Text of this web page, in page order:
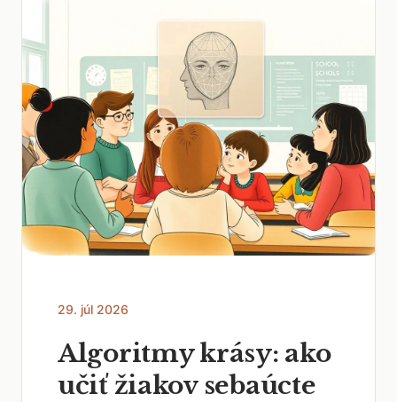
29. júl 2026
Algoritmy krásy: ako
učiť žiakov sebaúcte